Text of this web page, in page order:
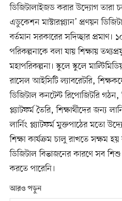
ডিজিটালাইজড করার উদ্যোগ তারা
এডুকেশন মাস্টারপ্ল্যান’ প্রণয়ন
বর্তমান সরকারের সদিচ্ছার প্রমাণ।
পরিকল্পনাকে বলা যায় শিক্ষায়
মহাপরিকল্পনা। স্কুলে স্কুলে
রাসেল আইসিটি ল্যাবরেটরি,
ডিজিটাল কনটেন্ট রিপোজিটরি গঠন,
প্ল্যাটফর্ম তৈরি, শিক্ষার্থীদের জন্য
লার্নিং প্ল্যাটফর্ম মুক্তপাঠের মতো
শিক্ষা কার্যক্রম চালু রাখতে সক্ষম
ডিজিটাল বিভাজনের কারণে সব
করতে পারেনি।
আরও পড়ুন